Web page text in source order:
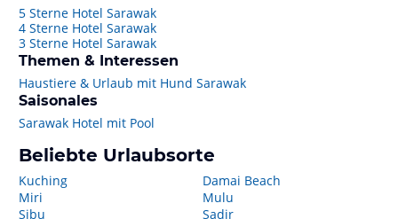
5 Sterne Hotel Sarawak
4 Sterne Hotel Sarawak
3 Sterne Hotel Sarawak
Themen & Interessen
Haustiere & Urlaub mit Hund Sarawak
Saisonales
Sarawak Hotel mit Pool
Beliebte Urlaubsorte
Kuching
Miri
Sibu
Damai Beach
Mulu
Sadir